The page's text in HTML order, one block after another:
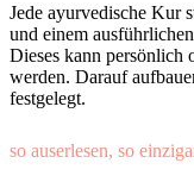
Jede ayurvedische Kur
und einem
Dieses kann persönlich
werden. Darauf
festgelegt.
so auserlesen, so